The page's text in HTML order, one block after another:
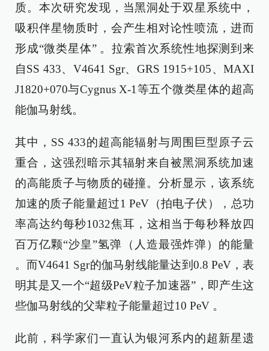
质。本次研究发现，当黑洞处于双星系统中，
吸积伴星物质时，会产生相对论性喷流，进而
形成“微类星体” 。拉索首次系统性地探测到来
自SS 433、V4641 Sgr、GRS 1915+105、MAXI
J1820+070与Cygnus X-1等五个微类星体的超高
能伽马射线。
其中，SS 433的超高能辐射与周围巨型原子云
重合，这强烈暗示其辐射来自被黑洞系统加速
的高能质子与物质的碰撞。分析显示，该系统
加速的质子能量超过1 PeV（拍电子伏），总功
率高达约每秒1032焦耳，这相当于每秒释放四
百万亿颗“沙皇”氢弹（人造最强炸弹）的能量
。而V4641 Sgr的伽马射线能量达到0.8 PeV，表
明其是又一个“超级PeV粒子加速器”，即产生这
些伽马射线的父辈粒子能量超过10 PeV 。
此前，科学家们一直认为银河系内的超新星遗